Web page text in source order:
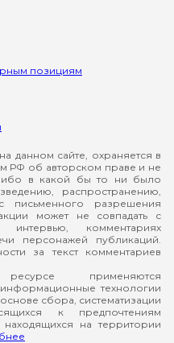
позициям
данном сайте, охраняется в
РФ об авторском праве и не
в какой бы то ни было
распространению,
разрешения
может не совпадать с
комментариях
персонажей публикаций.
за текст комментариев
применяются
технологии
сбора, систематизации
к предпочтениям
находящихся на территории